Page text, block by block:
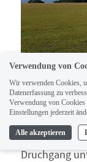
Kollage von
Danach geht
Druchgang
Verwendung von
Wir verwenden Cookies,
Datenerfassung zu
Verwendung von
Einstellungen jederzeit
Alle akzeptieren